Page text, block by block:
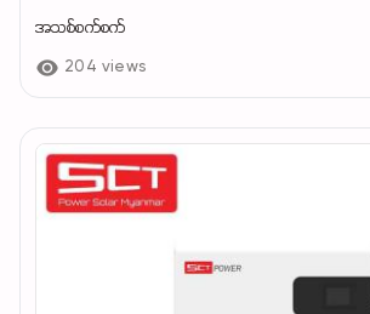
အသစ်စက်စက်
204 views